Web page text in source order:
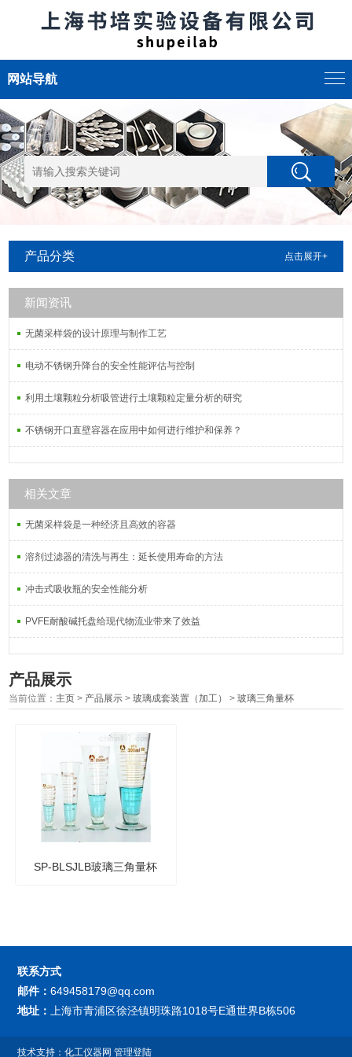
网站导航
产品分类 点击展开+
新闻资讯
无菌采样袋的设计原理与制作工艺
电动不锈钢升降台的安全性能评估与控制
利用土壤颗粒分析吸管进行土壤颗粒定量分析的研究
不锈钢开口直壁容器在应用中如何进行维护和保养？
相关文章
无菌采样袋是一种经济且高效的容器
溶剂过滤器的清洗与再生：延长使用寿命的方法
冲击式吸收瓶的安全性能分析
PVFE耐酸碱托盘给现代物流业带来了效益
产品展示
当前位置： 主页 > 产品展示 >玻璃成套装置（加工） >玻璃三角量杯
SP-BLSJLB玻璃三角量杯
联系方式
邮件：649458179@qq.com
地址：
上海市青浦区徐泾镇明珠路1018号E通世界B栋506
技术支持：化工仪器网 管理登陆